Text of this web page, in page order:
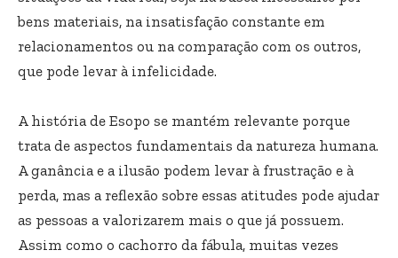
bens materiais, na insatisfação constante em
relacionamentos ou na comparação com os outros,
que pode levar à infelicidade.
A história de Esopo se mantém relevante porque
trata de aspectos fundamentais da natureza humana.
A ganância e a ilusão podem levar à frustração e à
perda, mas a reflexão sobre essas atitudes pode ajudar
as pessoas a valorizarem mais o que já possuem.
Assim como o cachorro da fábula, muitas vezes